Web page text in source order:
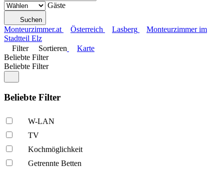
Gäste
Suchen
Monteurzimmer.at Österreich Lasberg
Monteurzimmer im
Stadtteil Elz
Filter
Sortieren
Karte
Beliebte Filter
Beliebte Filter
Beliebte Filter
W-LAN
TV
Kochmöglich­keit
Getrennte Betten